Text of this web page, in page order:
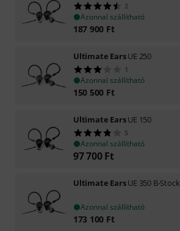
2
Azonnal szállítható
187 900 Ft
Ultimate EarsUE 250
1
Azonnal szállítható
150 500 Ft
Ultimate EarsUE 150
5
Azonnal szállítható
97 700 Ft
Ultimate EarsUE 350 B-Stock
Azonnal szállítható
173 100 Ft